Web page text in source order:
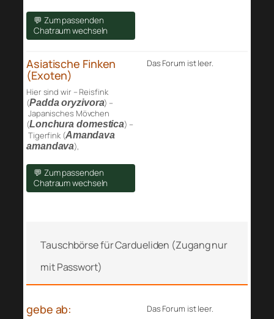
💬 Zum passenden
Chatraum wechseln
Asiatische Finken
(Exoten)
Hier sind wir – Reisfink
(Padda oryzivora) –
Japanisches Mövchen
(Lonchura domestica) –
Tigerfink (Amandava
amandava),
💬 Zum passenden
Chatraum wechseln
Das Forum ist leer.
Tauschbörse für Cardueliden (Zugang nur
mit Passwort)
gebe ab: Das Forum ist leer.